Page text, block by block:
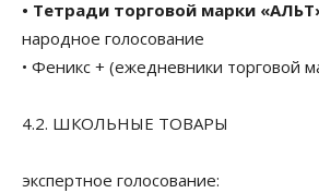
• Тетради торговой марки
народное голосование
• Феникс + (ежедневники торговой
4.2. ШКОЛЬНЫЕ ТОВАРЫ
экспертное голосование: